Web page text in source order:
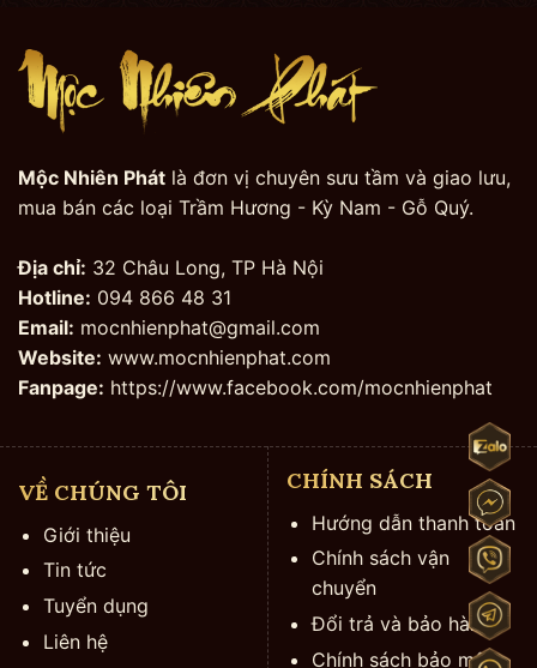
Mộc Nhiên Phát là đơn vị chuyên sưu tầm và giao lưu,
mua bán các loại Trầm Hương - Kỳ Nam - Gỗ Quý.
Địa chỉ: 32 Châu Long, TP Hà Nội
Hotline: 094 866 48 31
Email: mocnhienphat@gmail.com
Website: www.mocnhienphat.com
Fanpage: https://www.facebook.com/mocnhienphat
VỀ CHÚNG TÔI
Giới thiệu
Tin tức
Tuyển dụng
Liên hệ
CHÍNH SÁCH
Hướng dẫn thanh toán
Chính sách vận
chuyển
Đổi trả và bảo hành
Chính sách bảo mật